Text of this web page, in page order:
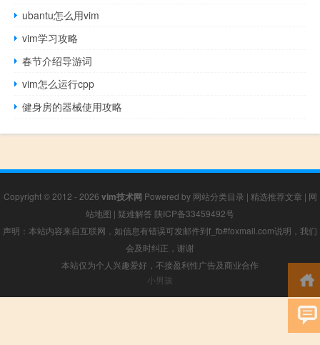
ubantu怎么用vim
vim学习攻略
春节介绍导游词
vim怎么运行cpp
健身房的器械使用攻略
Copyright © 2012 - 2026 vim技术网 Powered by 网站分类目录 | 精选推荐文章 | 网
站地图 | 疑难解答 陕ICP备33459492号
声明：本站内容来自互联网，如信息有错误可发邮件到f_fb#foxmail.com说明，我们
会及时纠正，谢谢
本站仅为个人兴趣爱好，不接盈利性广告及商业合作
小男孩